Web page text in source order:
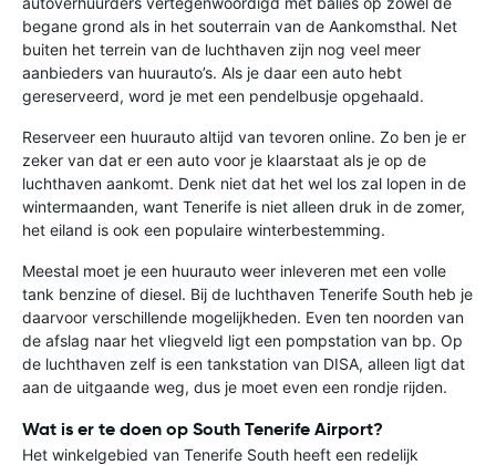
begane grond als in het souterrain van de Aankomsthal. Net
buiten het terrein van de luchthaven zijn nog veel meer
aanbieders van huurauto’s. Als je daar een auto hebt
gereserveerd, word je met een pendelbusje opgehaald.
Reserveer een huurauto altijd van tevoren online. Zo ben je er
zeker van dat er een auto voor je klaarstaat als je op de
luchthaven aankomt. Denk niet dat het wel los zal lopen in de
wintermaanden, want Tenerife is niet alleen druk in de zomer,
het eiland is ook een populaire winterbestemming.
Meestal moet je een huurauto weer inleveren met een volle
tank benzine of diesel. Bij de luchthaven Tenerife South heb je
daarvoor verschillende mogelijkheden. Even ten noorden van
de afslag naar het vliegveld ligt een pompstation van bp. Op
de luchthaven zelf is een tankstation van DISA, alleen ligt dat
aan de uitgaande weg, dus je moet even een rondje rijden.
Wat is er te doen op South Tenerife Airport?
Het winkelgebied van Tenerife South heeft een redelijk